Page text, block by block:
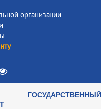
организации
ГОСУДАРСТВЕННЫЙ